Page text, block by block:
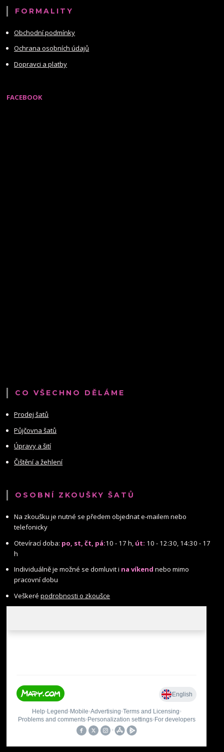
FORMALITY
Obchodní podmínky
Ochrana osobních údajů
Dopravci a platby
FACEBOOK
CO VŠECHNO DĚLÁME
Prodej šatů
Půjčovna šatů
Úpravy a šití
Čištění a žehlení
OSOBNÍ ZKOUŠKY ŠATŮ
Na zkoušku je nutné se předem objednat e-mailem nebo
telefonicky
Otevírací doba: po, st, čt, pá:10 - 17 h, út: 10 - 12:30, 14:30 - 17
h
Individuálně je možné se domluvit i na víkend nebo mimo
pracovní dobu
Veškerépodrobnosti o zkoušce